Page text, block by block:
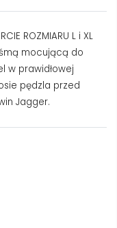
ROZMIARU L i XL
mocującą do
w prawidłowej
pędzla przed
Jagger.